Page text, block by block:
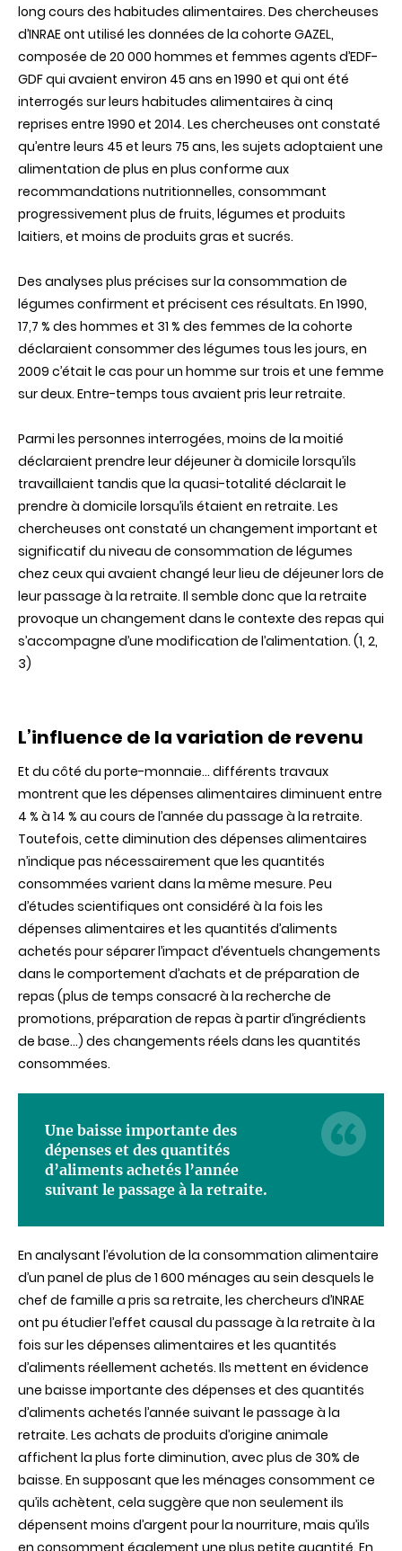
long cours des habitudes alimentaires. Des chercheuses
d’INRAE ont utilisé les données de la cohorte GAZEL,
composée de 20 000 hommes et femmes agents d’EDF-
GDF qui avaient environ 45 ans en 1990 et qui ont été
interrogés sur leurs habitudes alimentaires à cinq
reprises entre 1990 et 2014. Les chercheuses ont constaté
qu’entre leurs 45 et leurs 75 ans, les sujets adoptaient une
alimentation de plus en plus conforme aux
recommandations nutritionnelles, consommant
progressivement plus de fruits, légumes et produits
laitiers, et moins de produits gras et sucrés.
Des analyses plus précises sur la consommation de
légumes confirment et précisent ces résultats. En 1990,
17,7 % des hommes et 31 % des femmes de la cohorte
déclaraient consommer des légumes tous les jours, en
2009 c’était le cas pour un homme sur trois et une femme
sur deux. Entre-temps tous avaient pris leur retraite.
Parmi les personnes interrogées, moins de la moitié
déclaraient prendre leur déjeuner à domicile lorsqu’ils
travaillaient tandis que la quasi-totalité déclarait le
prendre à domicile lorsqu’ils étaient en retraite. Les
chercheuses ont constaté un changement important et
significatif du niveau de consommation de légumes
chez ceux qui avaient changé leur lieu de déjeuner lors de
leur passage à la retraite. Il semble donc que la retraite
provoque un changement dans le contexte des repas qui
s’accompagne d’une modification de l’alimentation. (1, 2,
3)
L’influence de la variation de revenu
Et du côté du porte-monnaie… différents travaux
montrent que les dépenses alimentaires diminuent entre
4 % à 14 % au cours de l’année du passage à la retraite.
Toutefois, cette diminution des dépenses alimentaires
n’indique pas nécessairement que les quantités
consommées varient dans la même mesure. Peu
d’études scientifiques ont considéré à la fois les
dépenses alimentaires et les quantités d’aliments
achetés pour séparer l’impact d’éventuels changements
dans le comportement d’achats et de préparation de
repas (plus de temps consacré à la recherche de
promotions, préparation de repas à partir d’ingrédients
de base…) des changements réels dans les quantités
consommées.
Une baisse importante des
dépenses et des quantités
d’aliments achetés l’année
suivant le passage à la retraite.
En analysant l’évolution de la consommation alimentaire
d’un panel de plus de 1 600 ménages au sein desquels le
chef de famille a pris sa retraite, les chercheurs d’INRAE
ont pu étudier l’effet causal du passage à la retraite à la
fois sur les dépenses alimentaires et les quantités
d’aliments réellement achetés. Ils mettent en évidence
une baisse importante des dépenses et des quantités
d’aliments achetés l’année suivant le passage à la
retraite. Les achats de produits d’origine animale
affichent la plus forte diminution, avec plus de 30% de
baisse. En supposant que les ménages consomment ce
qu’ils achètent, cela suggère que non seulement ils
dépensent moins d’argent pour la nourriture, mais qu’ils